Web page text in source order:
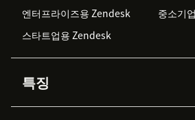
엔터프라이즈용 Zendesk
중소기
스타트업용 Zendesk
특징